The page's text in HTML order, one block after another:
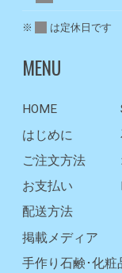
※ は定休日です
MENU
HOME
はじめに
ご注文方法
お支払い
配送方法
掲載メディア
手作り石鹸･化粧